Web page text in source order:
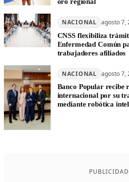
NACIONAL agosto 7,
CNSS flexibiliza
Enfermedad Común
trabajadores afiliados
NACIONAL agosto 7,
Banco Popular recibe
internacional por su
mediante robótica
PUBLICIDAD